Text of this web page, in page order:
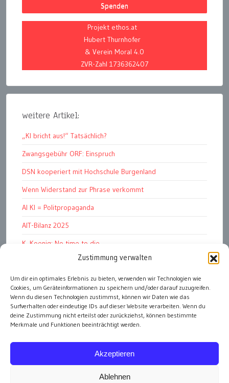
Zustimmung verwalten
Um dir ein optimales Erlebnis zu bieten, verwenden wir Technologien wie
Cookies, um Geräteinformationen zu speichern und/oder darauf zuzugreifen.
Wenn du diesen Technologien zustimmst, können wir Daten wie das
Surfverhalten oder eindeutige IDs auf dieser Website verarbeiten. Wenn du
deine Zustimmung nicht erteilst oder zurückziehst, können bestimmte
Merkmale und Funktionen beeinträchtigt werden.
Akzeptieren
Ablehnen
Spenden
Projekt ethos.at
Hubert Thurnhofer
& Verein Moral 4.0
ZVR-Zahl 1736362407
weitere Artikel:
„KI bricht aus!“ Tatsächlich?
Zwangsgebühr ORF: Einspruch
DSN kooperiert mit Hochschule Burgenland
Wenn Widerstand zur Phrase verkommt
AI KI = Politpropaganda
AIT-Bilanz 2025
K. Koenig: No time to die
Hinschauen statt Wegschauen
EMRK Art. 15: „das Leben der Nation“
Pressfreedom Report ignoriert EU-Sanktionen
alle Artikel